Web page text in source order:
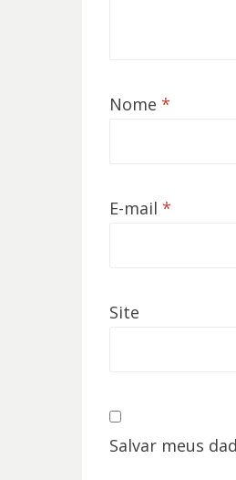
Nome *
E-mail *
Site
Salvar meus